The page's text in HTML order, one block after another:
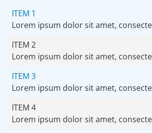
ITEM 1
Lorem ipsum dolor sit amet,
ITEM 2
Lorem ipsum dolor sit amet,
ITEM 3
Lorem ipsum dolor sit amet,
ITEM 4
Lorem ipsum dolor sit amet,